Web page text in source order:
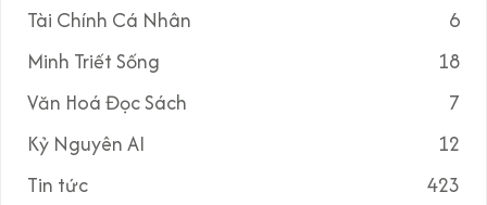
Tài Chính Cá Nhân
6
Minh Triết Sống
18
Văn Hoá Đọc Sách
7
Kỷ Nguyên AI
12
Tin tức
423